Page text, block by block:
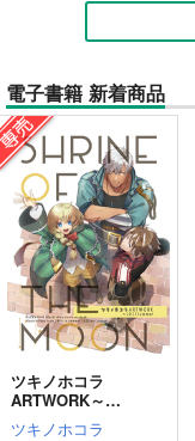
電子書籍 新着商品
ツキノホコラ
ARTWORK～
2023Summer
ツキノホコラ